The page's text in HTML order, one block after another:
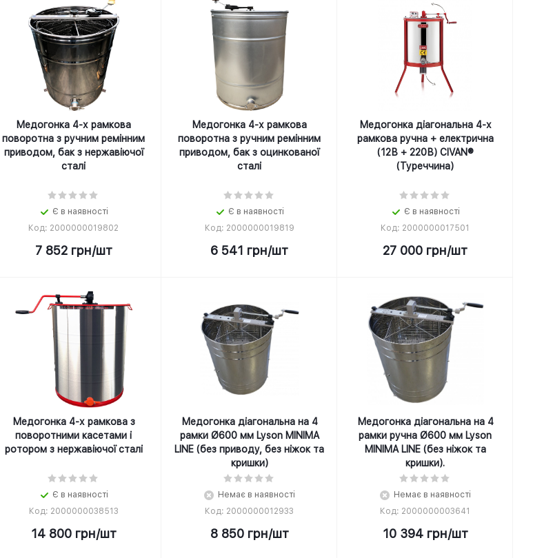
Медогонка 4-х рамкова
поворотна з ручним ремінним
приводом, бак з нержавіючої
сталі
Є в наявності
Код: 2000000019802
7 852грн/шт
Медогонка 4-х рамкова
поворотна з ручним ремінним
приводом, бак з оцинкованої
сталі
Є в наявності
Код: 2000000019819
6 541 грн/шт
Медогонка діагональна 4-х
рамкова ручна + електрична
(12В + 220В) CIVAN®
(Туреччина)
Є в наявності
Код: 2000000017501
27 000 грн/шт
Медогонка 4-х рамкова з
поворотними касетами і
ротором з нержавіючої сталі
Є в наявності
Код: 2000000038513
14 800грн/шт
Медогонка діагональна на 4
рамки Ø600 мм Lyson MINIMA
LINE (без приводу, без ніжок та
кришки)
Немає в наявності
Код: 2000000012933
8 850грн/шт
Медогонка діагональна на 4
рамки ручна Ø600 мм Lyson
MINIMA LINE (без ніжок та
кришки).
Немає в наявності
Код: 2000000003641
10 394грн/шт